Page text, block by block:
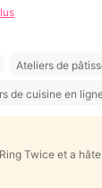
Ateliers de
de cuisine en
Twice et a